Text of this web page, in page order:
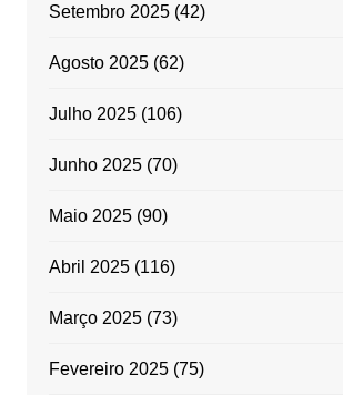
Setembro 2025(42)
Agosto 2025(62)
Julho 2025(106)
Junho 2025(70)
Maio 2025(90)
Abril 2025(116)
Março 2025(73)
Fevereiro 2025(75)